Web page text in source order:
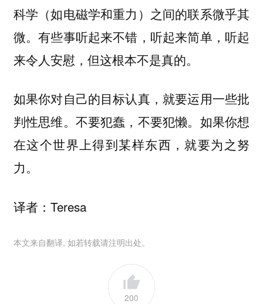
科学（如电磁学和重力）之间的联系微乎其
微。有些事听起来不错，听起来简单，听起
来令人安慰，但这根本不是真的。
如果你对自己的目标认真，就要运用一些批
判性思维。不要犯蠢，不要犯懒。如果你想
在这个世界上得到某样东西，就要为之努
力。
译者：Teresa
本文来自翻译, 如若转载请注明出处。
200